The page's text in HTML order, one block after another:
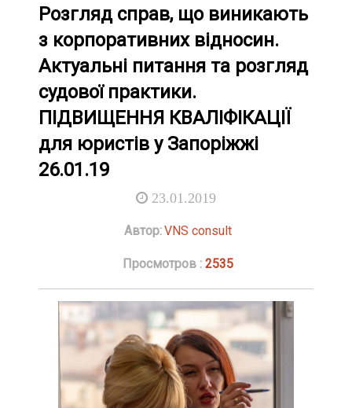
Розгляд справ, що виникають
з корпоративних відносин.
Актуальні питання та розгляд
судової практики.
ПІДВИЩЕННЯ КВАЛІФІКАЦІЇ
для юристів у Запоріжжі
26.01.19
23.01.2019
Автор:VNS consult
Просмотров : 2535